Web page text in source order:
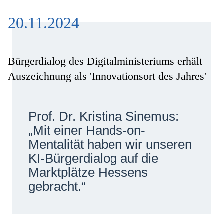
Das Technologieland
Innovationsfelder
Netzwerke
20.11.2024
Bürgerdialog des Digitalministeriums erhält
Auszeichnung als 'Innovationsort des Jahres'
Prof. Dr. Kristina Sinemus:
„Mit einer Hands-on-
Mentalität haben wir unseren
KI-Bürgerdialog auf die
Marktplätze Hessens
gebracht.“